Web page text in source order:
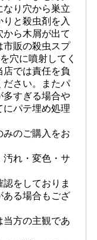
なり穴から巣立
と殺虫剤を入
ら木屑が出て
市販の殺虫スプ
穴に噴射してく
では責任を負
ださい。またパ
多すぎる場合や
にパテ埋め処理
みのご購入をお
汚れ・変色・サ
認をしておりま
ある場合もござ
当方の主観であ